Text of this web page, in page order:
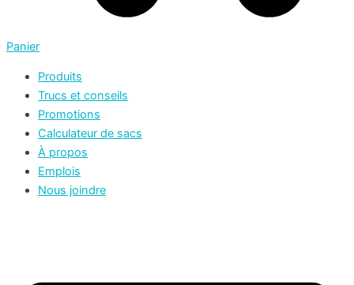
Panier
Produits
Trucs et conseils
Promotions
Calculateur de sacs
À propos
Emplois
Nous joindre